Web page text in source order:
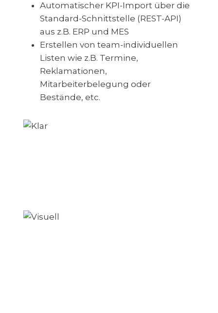
Automatischer KPI-Import über die
Standard-Schnittstelle (REST-API)
aus z.B. ERP und MES
Erstellen von team-individuellen
Listen wie z.B. Termine,
Reklamationen,
Mitarbeiterbelegung oder
Bestände, etc.